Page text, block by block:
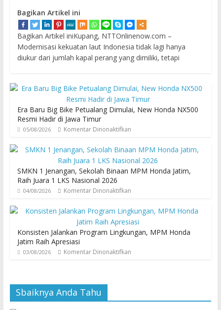
Bagikan Artikel ini
Bagikan Artikel iniKupang, NTTOnlinenow.com –
Modernisasi kekuatan laut Indonesia tidak lagi hanya
diukur dari jumlah kapal perang yang dimiliki, tetapi
Era Baru Big Bike Petualang Dimulai, New Honda NX500
Resmi Hadir di Jawa Timur
05/08/2026 Komentar Dinonaktifkan
SMKN 1 Jenangan, Sekolah Binaan MPM Honda Jatim,
Raih Juara 1 LKS Nasional 2026
04/08/2026 Komentar Dinonaktifkan
Konsisten Jalankan Program Lingkungan, MPM Honda
Jatim Raih Apresiasi
03/08/2026 Komentar Dinonaktifkan
Sbaiknya Anda Tahu